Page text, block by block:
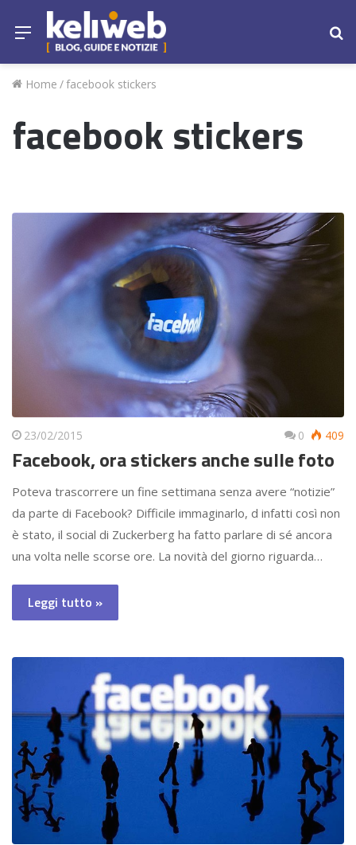
Menu
Home /facebook stickers
facebook stickers
23/02/2015 0 409
Facebook, ora stickers anche sulle foto
Poteva trascorrere un fine settimana senza avere “notizie”
da parte di Facebook? Difficile immaginarlo, d infatti così non
è stato, il social di Zuckerberg ha fatto parlare di sé ancora
una volta nelle scorse ore. La novità del giorno riguarda…
Leggi tutto »